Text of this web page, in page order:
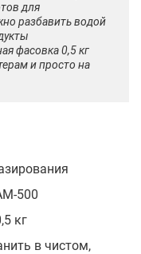
для
разбавить водой
фасовка 0,5 кг
и просто на
500
кг
в чистом,